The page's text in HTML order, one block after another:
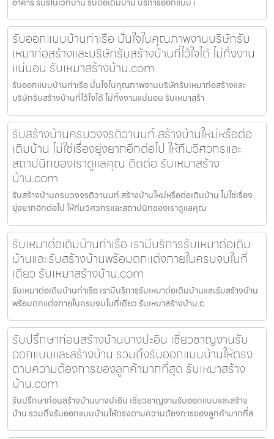
รับออกแบบบ้านท่าเรือ มั่นใจในคุณภาพงานบริษัทรับ
เหมาก่อสร้างและบริษัทรับสร้างบ้านที่ไว้ใจได้ ไม่ทิ้งงาน
แน่นอน รับเหมาสร้างบ้าน.com
รับออกแบบบ้านท่าเรือ มั่นใจในคุณภาพงานบริษัทรับเหมาก่อสร้างและ
บริษัทรับสร้างบ้านที่ไว้ใจได้ ไม่ทิ้งงานแน่นอน รับเหมาสร้า
รับสร้างบ้านครบวงจรติวานนท์ สร้างบ้านใหม่หรือต่อ
เติมบ้าน ไม่ใช่เรื่องยุ่งยากอีกต่อไป ให้ทีมวิศวกรและ
สถาปนิกของเราดูแลคุณ ติดต่อ รับเหมาสร้าง
บ้าน.com
รับสร้างบ้านครบวงจรติวานนท์ สร้างบ้านใหม่หรือต่อเติมบ้าน ไม่ใช่เรื่อง
ยุ่งยากอีกต่อไป ให้ทีมวิศวกรและสถาปนิกของเราดูแลคุณ
รับเหมาต่อเติมบ้านท่าเรือ เรามีบริการรับเหมาต่อเติม
บ้านและรับสร้างบ้านพร้อมตกแต่งภายในครบจบในที่
เดียว รับเหมาสร้างบ้าน.com
รับเหมาต่อเติมบ้านท่าเรือ เรามีบริการรับเหมาต่อเติมบ้านและรับสร้างบ้าน
พร้อมตกแต่งภายในครบจบในที่เดียว รับเหมาสร้างบ้าน.c
รับปรึกษาก่อนสร้างบ้านบางปะอิน เชี่ยวชาญงานรับ
ออกแบบและสร้างบ้าน รวมถึงรับออกแบบบ้านให้ตรง
ตามความต้องการของลูกค้ามากที่สุด รับเหมาสร้าง
บ้าน.com
รับปรึกษาก่อนสร้างบ้านบางปะอิน เชี่ยวชาญงานรับออกแบบและสร้าง
บ้าน รวมถึงรับออกแบบบ้านให้ตรงตามความต้องการของลูกค้ามากที่ส